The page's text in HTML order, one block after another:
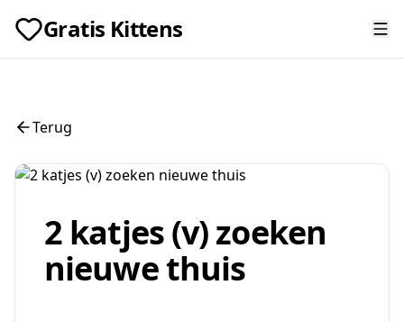
Gratis Kittens
Terug
2 katjes (v) zoeken
nieuwe thuis